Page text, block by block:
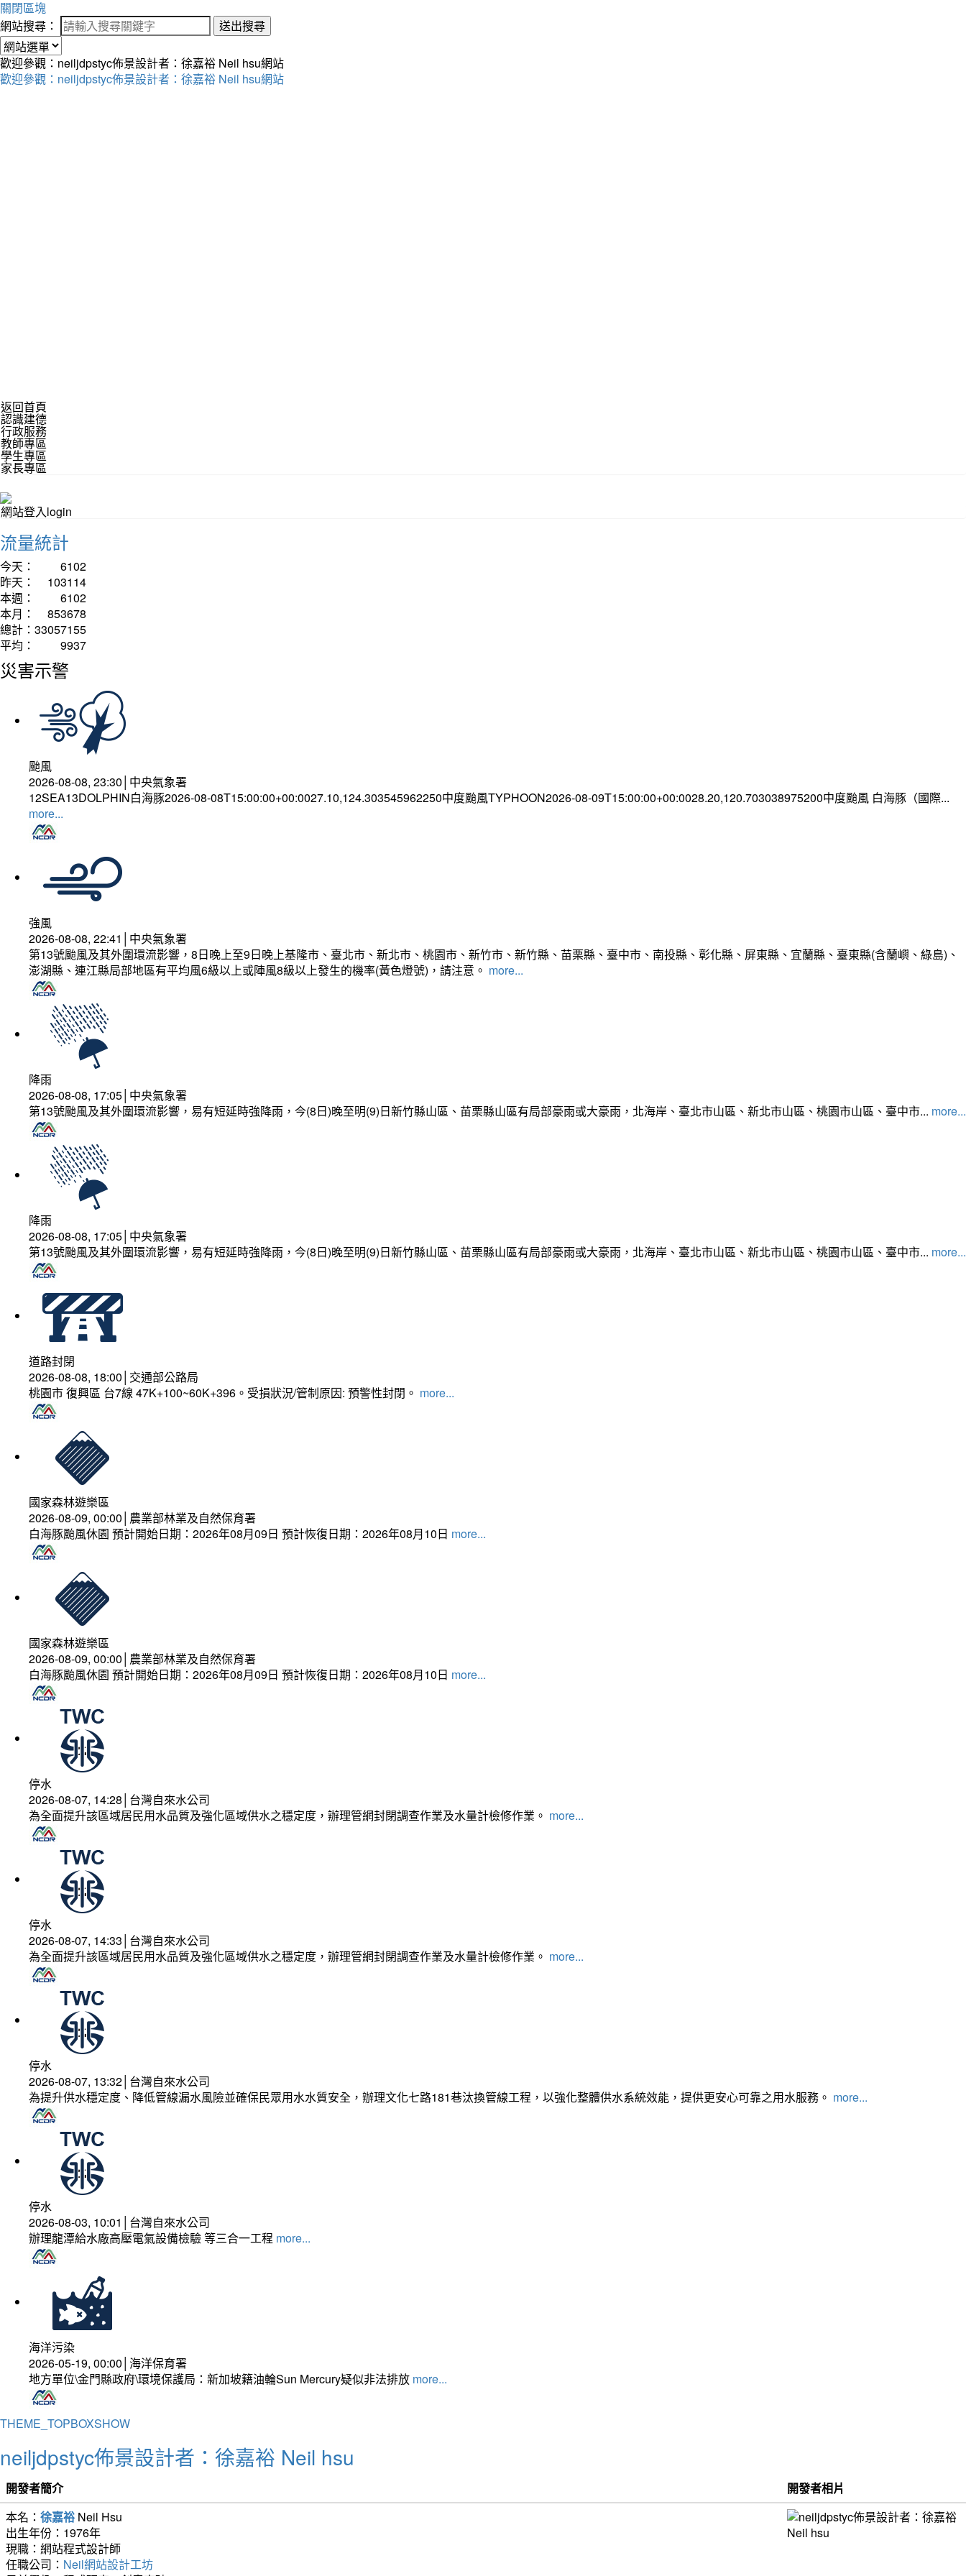
關閉區塊
網站搜尋：
送出搜尋
歡迎參觀：neiljdpstyc佈景設計者：徐嘉裕 Neil hsu網站
歡迎參觀：neiljdpstyc佈景設計者：徐嘉裕 Neil hsu網站
返回首頁
認識建德
行政服務
教師專區
學生專區
家長專區
網站登入login
流量統計
今天：
6102
昨天：
103114
本週：
6102
本月：
853678
總計： 33057155
平均：
9937
災害示警
颱風
2026-08-08, 23:30│中央氣象署
12SEA13DOLPHIN白海豚2026-08-08T15:00:00+00:0027.10,124.303545962250中度颱風TYPHOON2026-08-09T15:00:00+00:0028.20,120.703038975200中度颱風 白海豚（國際...
more...
強風
2026-08-08, 22:41│中央氣象署
第13號颱風及其外圍環流影響，8日晚上至9日晚上基隆市、臺北市、新北市、桃園市、新竹市、新竹縣、苗栗縣、臺中市、南投縣、彰化縣、屏東縣、宜蘭縣、臺東縣(含蘭嶼、綠島)、
澎湖縣、連江縣局部地區有平均風6級以上或陣風8級以上發生的機率(黃色燈號)，請注意。 more...
降雨
2026-08-08, 17:05│中央氣象署
第13號颱風及其外圍環流影響，易有短延時強降雨，今(8日)晚至明(9)日新竹縣山區、苗栗縣山區有局部豪雨或大豪雨，北海岸、臺北市山區、新北市山區、桃園市山區、臺中市... more...
降雨
2026-08-08, 17:05│中央氣象署
第13號颱風及其外圍環流影響，易有短延時強降雨，今(8日)晚至明(9)日新竹縣山區、苗栗縣山區有局部豪雨或大豪雨，北海岸、臺北市山區、新北市山區、桃園市山區、臺中市... more...
道路封閉
2026-08-08, 18:00│交通部公路局
桃園市 復興區 台7線 47K+100~60K+396。受損狀況/管制原因: 預警性封閉。 more...
國家森林遊樂區
2026-08-09, 00:00│農業部林業及自然保育署
白海豚颱風休園 預計開始日期：2026年08月09日 預計恢復日期：2026年08月10日 more...
國家森林遊樂區
2026-08-09, 00:00│農業部林業及自然保育署
白海豚颱風休園 預計開始日期：2026年08月09日 預計恢復日期：2026年08月10日 more...
停水
2026-08-07, 14:28│台灣自來水公司
為全面提升該區域居民用水品質及強化區域供水之穩定度，辦理管網封閉調查作業及水量計檢修作業。 more...
停水
2026-08-07, 14:33│台灣自來水公司
為全面提升該區域居民用水品質及強化區域供水之穩定度，辦理管網封閉調查作業及水量計檢修作業。 more...
停水
2026-08-07, 13:32│台灣自來水公司
為提升供水穩定度、降低管線漏水風險並確保民眾用水水質安全，辦理文化七路181巷汰換管線工程，以強化整體供水系統效能，提供更安心可靠之用水服務。 more...
停水
2026-08-03, 10:01│台灣自來水公司
辦理龍潭給水廠高壓電氣設備檢驗 等三合一工程 more...
海洋污染
2026-05-19, 00:00│海洋保育署
地方單位\金門縣政府\環境保護局：新加坡籍油輪Sun Mercury疑似非法排放 more...
THEME_TOPBOXSHOW
neiljdpstyc佈景設計者：徐嘉裕 Neil hsu
開發者簡介
開發者相片
本名： 徐嘉裕 Neil Hsu
出生年份：1976年
現職：網站程式設計師
任職公司： Neil網站設計工坊